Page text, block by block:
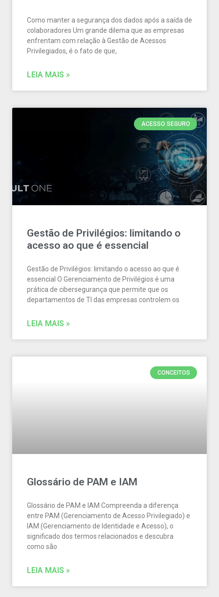
Como manter a segurança dos dados após a saída de
colaboradores Um grande dilema que as empresas
enfrentam com relação à Gestão de Acessos
Privilegiados, é o fato de que,
LEIA MAIS »
ACESSO SEGURO
Gestão de Privilégios: limitando o
acesso ao que é essencial
Gestão de Privilégios: limitando o acesso ao que é
essencial O Gerenciamento de Privilégios é uma
prática de cibersegurança que permite que os
departamentos de TI das empresas controlem os
LEIA MAIS »
CONCEITOS
Glossário de PAM e IAM
Glossário de PAM e IAM Compreenda a diferença
entre PAM (Gerenciamento de Acesso Privilegiado) e
IAM (Gerenciamento de Identidade e Acesso), o
significado dos termos relacionados e descubra
como são
LEIA MAIS »